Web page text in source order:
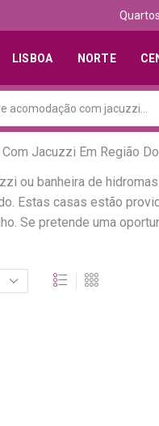
LISBOA NORTE
Jacuzzi Em Região
ou banheira de
Estas casas estão
Se pretende uma